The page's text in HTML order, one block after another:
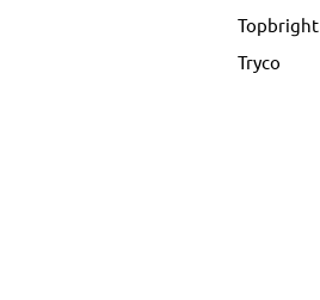
Topbright
Tryco